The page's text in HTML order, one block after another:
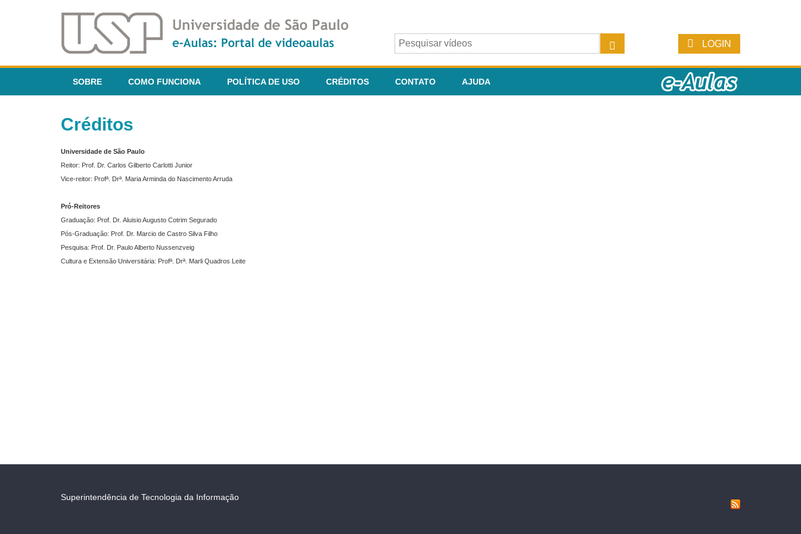
LOGIN
SOBRE COMO FUNCIONA POLÍTICA DE USO CRÉDITOS CONTATO AJUDA
Créditos
Universidade de São Paulo
Reitor: Prof. Dr. Carlos Gilberto Carlotti Junior
Vice-reitor: Profª. Drª. Maria Arminda do Nascimento Arruda
Pró-Reitores
Graduação: Prof. Dr. Aluisio Augusto Cotrim Segurado
Pós-Graduação: Prof. Dr. Marcio de Castro Silva Filho
Pesquisa: Prof. Dr. Paulo Alberto Nussenzveig
Cultura e Extensão Universitária: Profª. Drª. Marli Quadros Leite
Superintendência de Tecnologia da Informação